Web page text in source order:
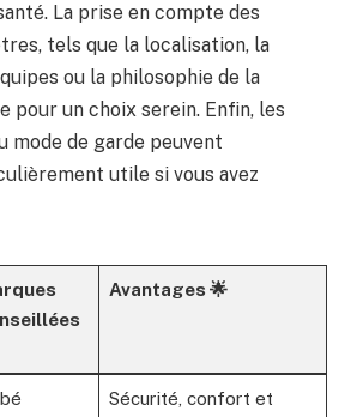
La prise en compte des
tels que la localisation, la
ou la philosophie de la
pour un choix serein. Enfin, les
mode de garde peuvent
utile si vous avez
Avantages 🌟
Sécurité, confort et